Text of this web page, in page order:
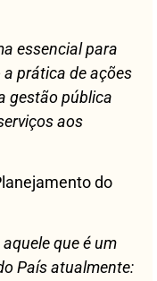
essencial para
prática de ações
gestão pública
aos
do
que é um
País atualmente: